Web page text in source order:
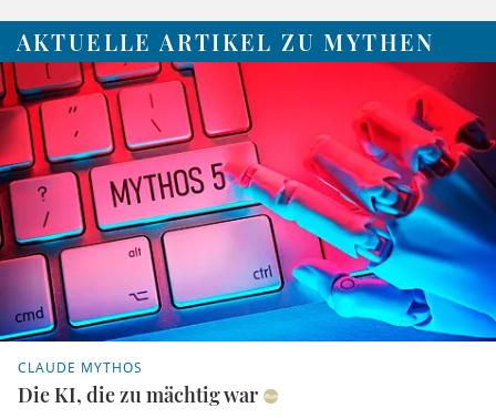
AKTUELLE ARTIKEL ZU MYTHEN
CLAUDE MYTHOS
Die KI, die zu mächtig war